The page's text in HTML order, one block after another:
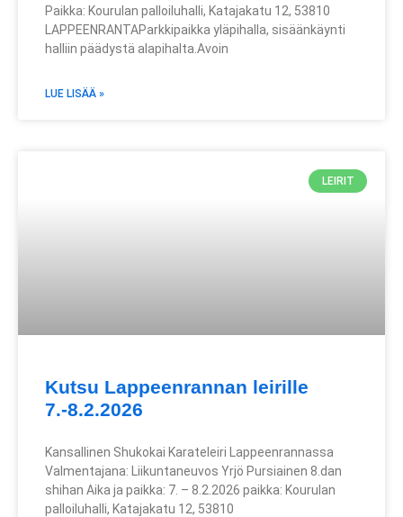
Paikka: Kourulan palloiluhalli, Katajakatu 12, 53810
LAPPEENRANTAParkkipaikka yläpihalla, sisäänkäynti
halliin päädystä alapihalta.Avoin
LUE LISÄÄ »
LEIRIT
Kutsu Lappeenrannan leirille
7.-8.2.2026
Kansallinen Shukokai Karateleiri Lappeenrannassa
Valmentajana: Liikuntaneuvos Yrjö Pursiainen 8.dan
shihan Aika ja paikka: 7. – 8.2.2026 paikka: Kourulan
palloiluhalli, Katajakatu 12, 53810